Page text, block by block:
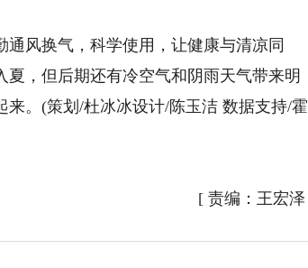
风换气，科学使用，让健康与清凉同
，但后期还有冷空气和阴雨天气带来明
。(策划/杜冰冰设计/陈玉洁 数据支持/霍
[ 责编：王宏泽